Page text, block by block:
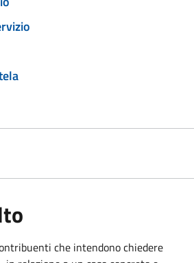
che intendono chiedere